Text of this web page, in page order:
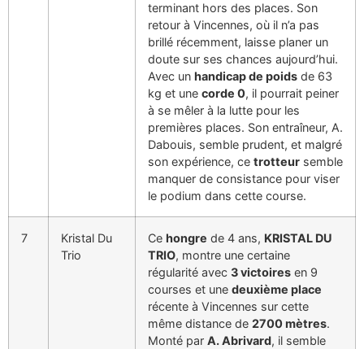
terminant hors des places. Son
retour à Vincennes, où il n’a pas
brillé récemment, laisse planer un
doute sur ses chances aujourd’hui.
Avec un handicap de poids de 63
kg et une corde 0, il pourrait peiner
à se mêler à la lutte pour les
premières places. Son entraîneur, A.
Dabouis, semble prudent, et malgré
son expérience, ce trotteur semble
manquer de consistance pour viser
le podium dans cette course.
7
Kristal Du
Trio
Ce hongre de 4 ans, KRISTAL DU
TRIO, montre une certaine
régularité avec 3 victoires en 9
courses et une deuxième place
récente à Vincennes sur cette
même distance de 2700 mètres.
Monté par A. Abrivard, il semble